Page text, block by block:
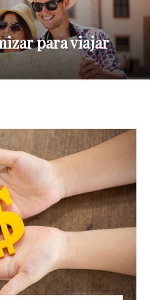
para viajar